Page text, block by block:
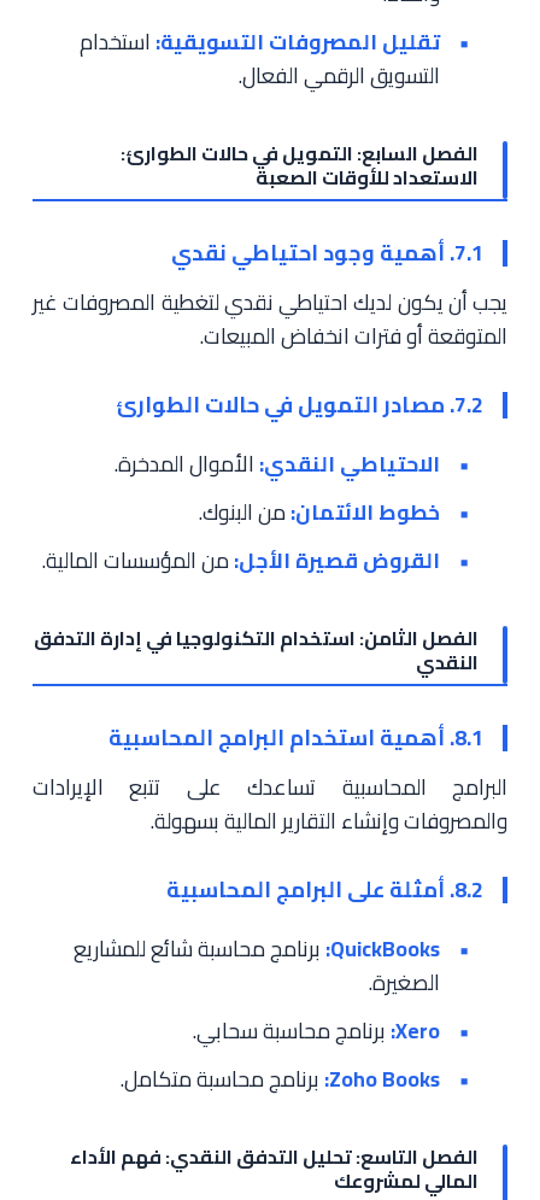
تقليل المصروفات التسويقية: استخدام
التسويق الرقمي الفعال.
الفصل السابع: التمويل في حالات الطوارئ:
الاستعداد للأوقات الصعبة
7.1. أهمية وجود احتياطي نقدي
يجب أن يكون لديك احتياطي نقدي لتغطية المصروفات غير
المتوقعة أو فترات انخفاض المبيعات.
7.2. مصادر التمويل في حالات الطوارئ
الاحتياطي النقدي: الأموال المدخرة.
خطوط الائتمان:من البنوك.
القروض قصيرة الأجل:من المؤسسات المالية.
الفصل الثامن: استخدام التكنولوجيا في إدارة التدفق
النقدي
8.1. أهمية استخدام البرامج المحاسبية
البرامج المحاسبية تساعدك على تتبع الإيرادات
والمصروفات وإنشاء التقارير المالية بسهولة.
8.2. أمثلة على البرامج المحاسبية
QuickBooks: برنامج محاسبة شائع للمشاريع
الصغيرة.
Xero: برنامج محاسبة سحابي.
Zoho Books: برنامج محاسبة متكامل.
الفصل التاسع: تحليل التدفق النقدي: فهم الأداء
المالي لمشروعك